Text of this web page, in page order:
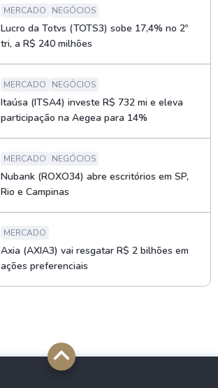
MERCADO NEGÓCIOS
Lucro da Totvs (TOTS3) sobe 17,4% no 2º
tri, a R$ 240 milhões
MERCADO NEGÓCIOS
Itaúsa (ITSA4) investe R$ 732 mi e eleva
participação na Aegea para 14%
MERCADO NEGÓCIOS
Nubank (ROXO34) abre escritórios em SP,
Rio e Campinas
MERCADO
Axia (AXIA3) vai resgatar R$ 2 bilhões em
ações preferenciais